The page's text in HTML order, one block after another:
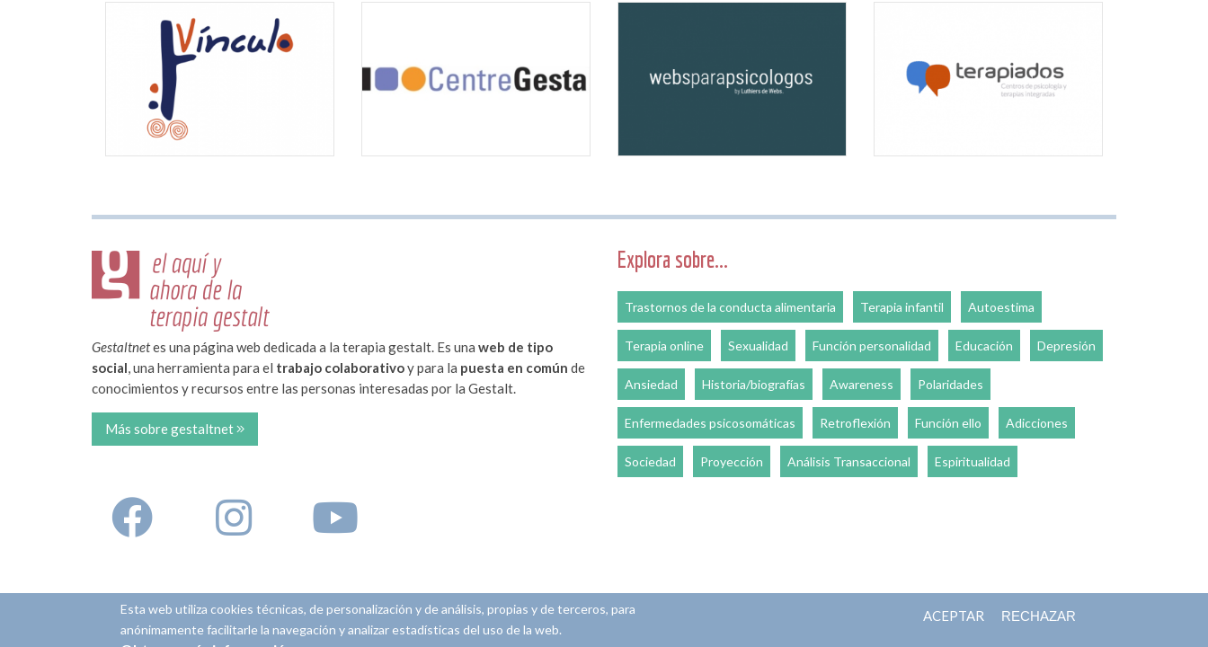
Gestaltnetes una página web dedicada a la terapia gestalt. Es una web de tipo
social, una herramienta para el trabajo colaborativoy para la puesta en común de
conocimientos y recursos entre las personas interesadas por la Gestalt.
Más sobre gestaltnet
Explora sobre...
Trastornos de la conducta alimentaria Terapia infantil Autoestima
Terapia online Sexualidad Función personalidad Educación Depresión
Ansiedad Historia/biografías Awareness Polaridades
Enfermedades psicosomáticas Retroflexión Función ello Adicciones
Sociedad Proyección Análisis Transaccional Espiritualidad
© Copyright 2008-2022.Gestaltnet ®.
Esta web utiliza cookies técnicas, de personalización y de análisis, propias y de terceros, para
anónimamente facilitarle la navegación y analizar estadísticas del uso de la web.
ACEPTAR RECHAZAR